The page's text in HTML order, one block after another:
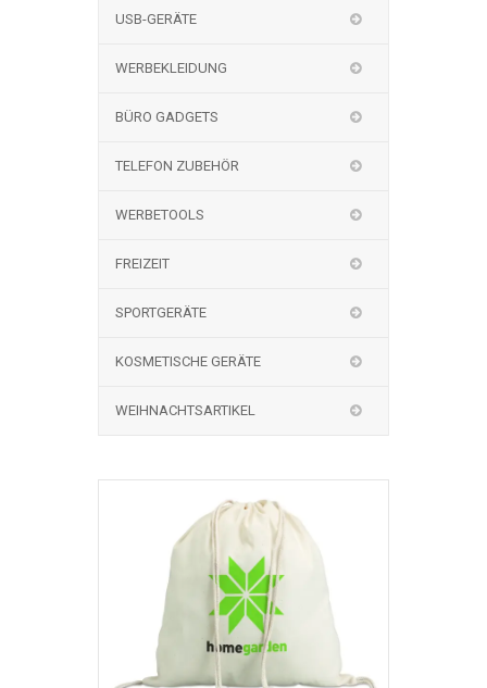
USB-GERÄTE
WERBEKLEIDUNG
BÜRO GADGETS
TELEFON ZUBEHÖR
WERBETOOLS
FREIZEIT
SPORTGERÄTE
KOSMETISCHE GERÄTE
WEIHNACHTSARTIKEL